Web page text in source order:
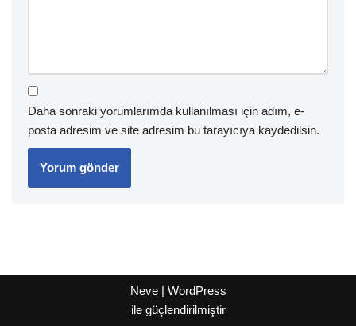
Daha sonraki yorumlarımda kullanılması için adım, e-
posta adresim ve site adresim bu tarayıcıya kaydedilsin.
Neve| WordPress
ile güçlendirilmiştir